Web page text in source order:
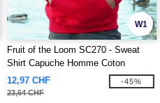
W1
Fruit of the Loom SC270 - Sweat
Shirt Capuche Homme Coton
12,97 CHF
23,64 CHF
-45%